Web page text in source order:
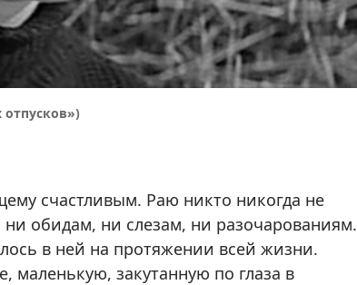
счастливым. Раю никто никогда не
обидам, ни слезам, ни разочарованиям.
в ней на протяжении всей жизни.
маленькую, закутанную по глаза в